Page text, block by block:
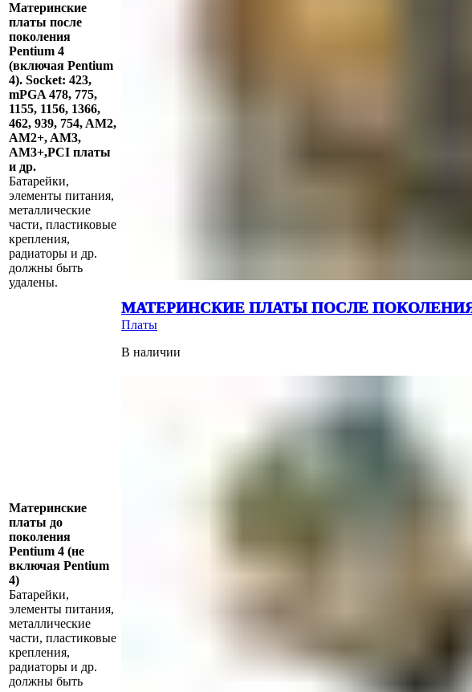
Материнские
платы после
поколения
Pentium 4
(включая Pentium
4). Socket: 423,
mPGA 478, 775,
1155, 1156, 1366,
462, 939, 754, AM2,
AM2+, AM3,
AM3+,PCI платы
и др.
Батарейки,
элементы питания,
металлические
части, пластиковые
крепления,
радиаторы и др.
должны быть
удалены.
МАТЕРИНСКИЕ ПЛАТЫ ПОСЛЕ
Платы
В наличии
Материнские
платы до
поколения
Pentium 4 (не
включая Pentium
4)
Батарейки,
элементы питания,
металлические
части, пластиковые
крепления,
радиаторы и др.
должны быть